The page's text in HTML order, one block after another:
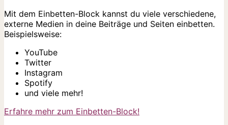
Mit dem Einbetten-Block kannst du viele verschiedene,
externe Medien in deine Beiträge und Seiten einbetten.
Beispielsweise:
YouTube
Twitter
Instagram
Spotify
und viele mehr!
Erfahre mehr zum Einbetten-Block!